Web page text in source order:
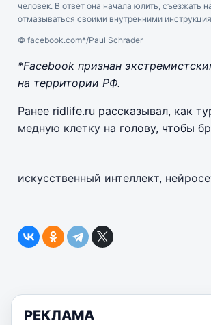
человек. В ответ она начала юлить, съезжать
отмазываться своими внутренними
© facebook.com*/Paul Schrader
*Facebook признан
на территории РФ.
Ранее ridlife.ru рассказывал, как
медную клетку на голову, чтобы
искусственный интеллект,
РЕКЛАМА